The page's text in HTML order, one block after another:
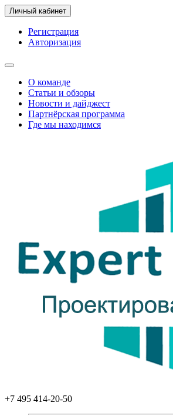
Личный кабинет
Регистрация
Авторизация
О команде
Статьи и обзоры
Новости и дайджест
Партнёрская программа
Где мы находимся
+7 495 414-20-50